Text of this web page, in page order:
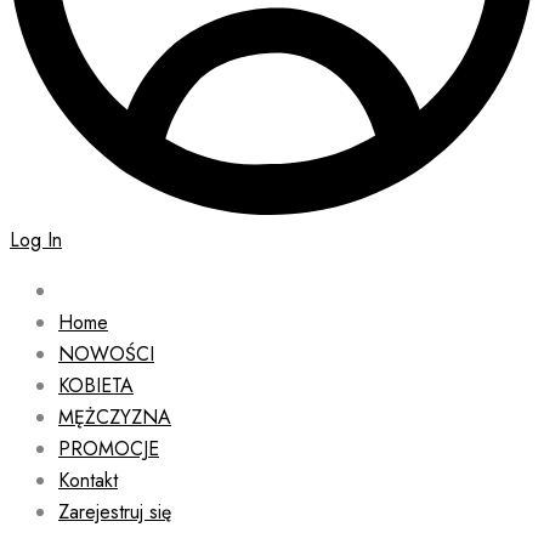
Log In
Home
NOWOŚCI
KOBIETA
MĘŻCZYZNA
PROMOCJE
Kontakt
Zarejestruj się